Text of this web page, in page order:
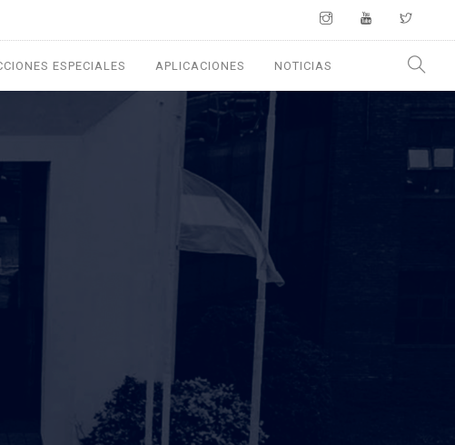
ESPECIALES APLICACIONES NOTICIAS